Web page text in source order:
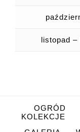
listopad –
OGRÓD
KOLEKCJE